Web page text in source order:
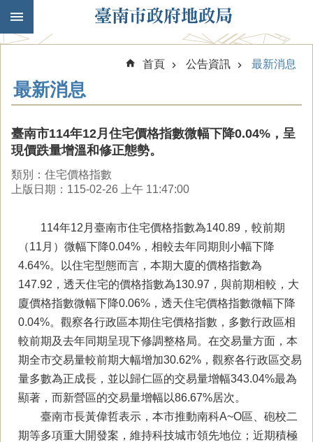
跳到主要內容區塊
首頁 公告資訊 最新消息
最新消息
臺南市114年12月住宅價格指數微幅下降0.04%，呈
現價跌量增溫和修正態勢。
類別：住宅價格指數
上版日期：115-02-26 上午 11:47:00
114年12月臺南市住宅價格指數為140.89，較前期
（11月）微幅下降0.04%，相較去年同期則小幅下降
4.64%。以住宅型態而言，本期大廈的價格指數為
147.92，透天住宅的價格指數為130.97，與前期相較，大
廈價格指數微幅下降0.06%，透天住宅價格指數微幅下降
0.04%。觀察各行政區本期住宅價格指數，多數行政區相
較前期及去年同期呈現下修調整格局。在交易量方面，本
期全市交易量較前期大幅增加30.62%，觀察各行政區交易
量多數為正成長，並以歸仁區的交易量增幅343.04%最為
顯著，而新營區的交易量增幅以86.67%居次。
臺南市長黃偉哲表示，本市推動南科A~O區、砲校二
期等多項重大開發案，維持科技城市領先地位；近期積極